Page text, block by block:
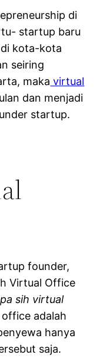
di
startup baru
kota-kota
seiring
maka virtual
dan menjadi
startup.
founder,
Virtual Office
sih virtual
adalah
hanya
saja.